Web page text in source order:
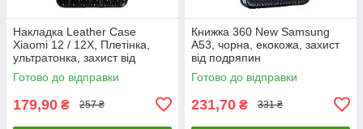
Накладка Leather Case
Xiaomi 12 / 12X, Плетінка,
ультратонка, захист від
подряпин і пилу
Готово до відправки
179,90 ₴ 257 ₴
Книжка 360 New Samsung
A53, чорна, екокожа, захист
від подряпин
Готово до відправки
231,70 ₴ 331 ₴